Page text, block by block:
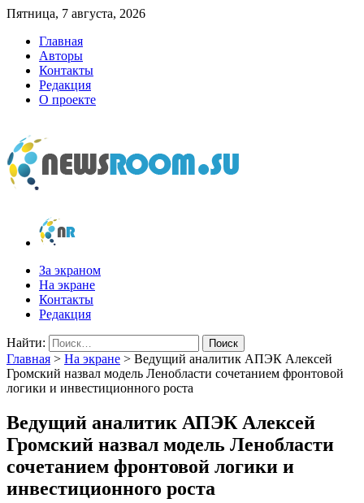
Пятница, 7 августа, 2026
Главная
Авторы
Контакты
Редакция
О проекте
newsroom.su
Новости о новостях
За экраном
На экране
Контакты
Редакция
Найти:
Главная > На экране > Ведущий аналитик АПЭК Алексей
Громский назвал модель Ленобласти сочетанием фронтовой
логики и инвестиционного роста
Ведущий аналитик АПЭК Алексей
Громский назвал модель Ленобласти
сочетанием фронтовой логики и
инвестиционного роста